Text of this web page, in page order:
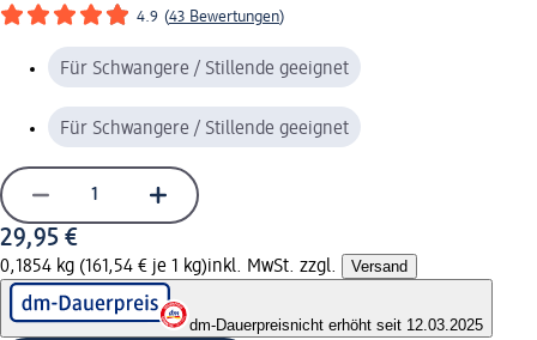
4.9 (43 Bewertungen)
Für Schwangere / Stillende geeignet
Für Schwangere / Stillende geeignet
29,95 €
0,1854 kg (161,54 € je 1 kg)inkl. MwSt. zzgl. Versand
dm-Dauerpreisnicht erhöht seit 12.03.2025